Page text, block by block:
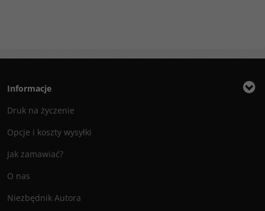
Informacje
Druk na życzenie
Opcje i koszty wysyłki
Jak zamawiać?
O nas
Niezbędnik Autora